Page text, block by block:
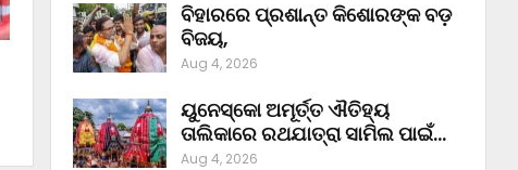
ବିହାରରେ ପ୍ରଶାନ୍ତ କିଶୋରଙ୍କ ବଡ଼
ବିଜୟ,
Aug 4, 2026
ୟୁନେସ୍କୋ ଅମୂର୍ତ୍ତ ଐତିହ୍ୟ
ତାଲିକାରେ ରଥଯାତ୍ରା ସାମିଲ ପାଇଁ…
Aug 4, 2026